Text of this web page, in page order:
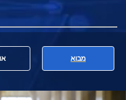
מבוא